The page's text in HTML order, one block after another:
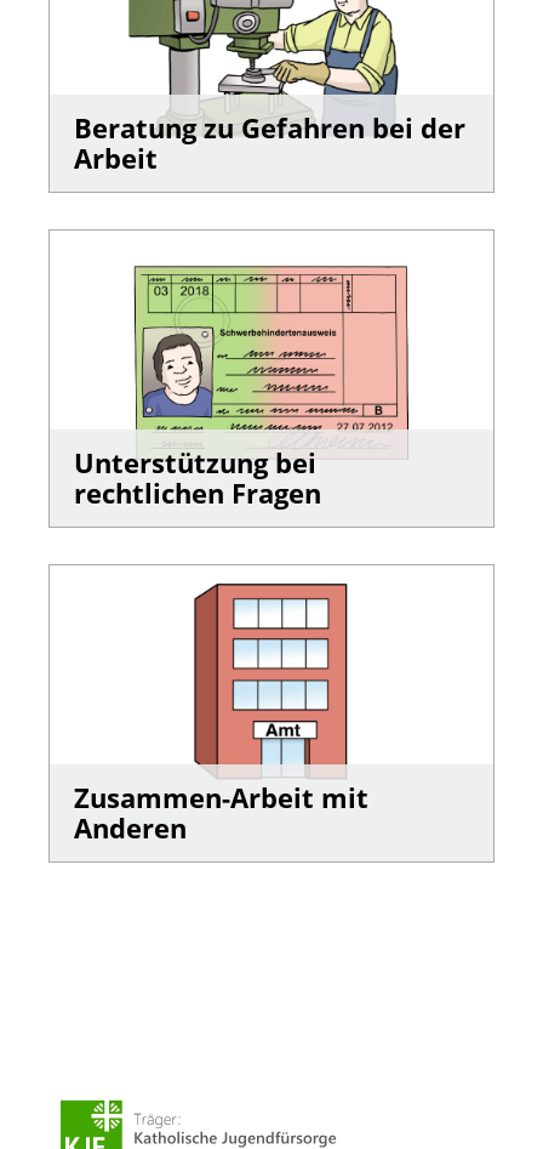
Beratung zu Gefahren bei der
Arbeit
Unterstützung bei
rechtlichen Fragen
Zusammen-Arbeit mit
Anderen